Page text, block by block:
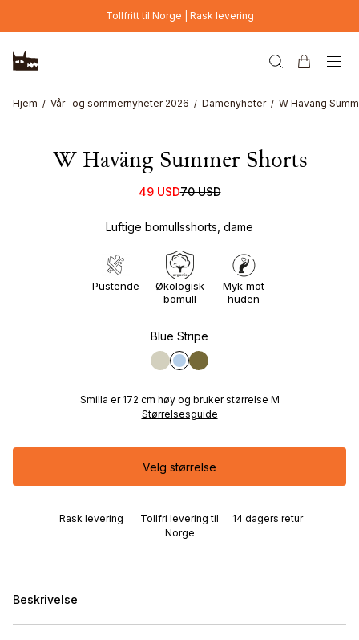
Hopp til hovedinnholdTollfritt til Norge | Rask levering
Hjem Vår- og sommernyheter 2026 Damenyheter W Haväng
Online Exclusive
W Haväng Summer Shorts
49 USD70 USD
Luftige bomullsshorts, dame
Pustende
Økologisk
bomull
Myk mot
huden
Blue Stripe
Smilla er 172 cm høy og bruker størrelse M
Størrelsesguide
Velg størrelse
Rask levering
Tollfri levering til
Norge
14 dagers retur
Beskrivelse